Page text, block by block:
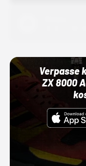
Verpasse
ZX 8000